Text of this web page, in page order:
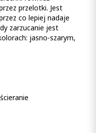
przelotki. Jest
co lepiej nadaje
zarzucanie jest
jasno-szarym,